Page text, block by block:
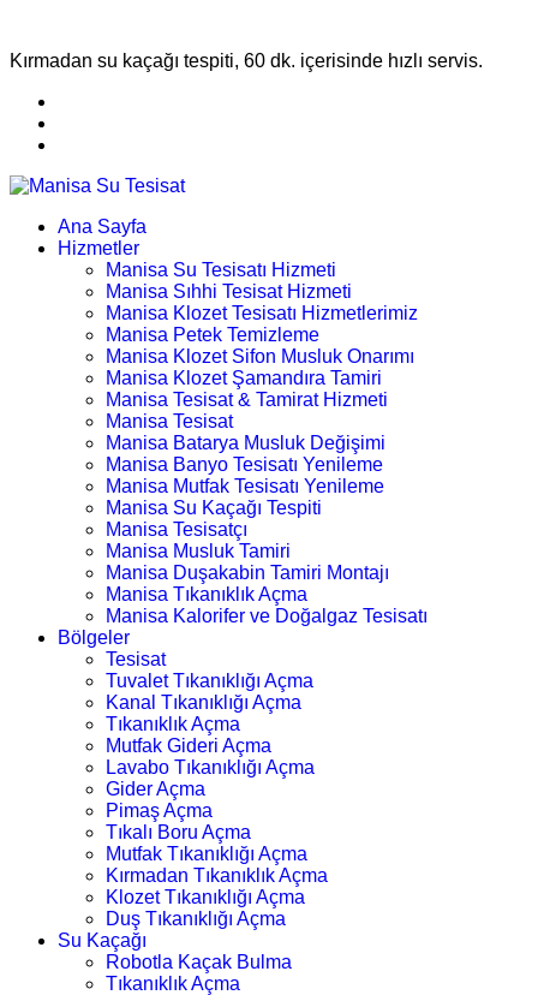
Kırmadan su kaçağı tespiti, 60 dk. içerisinde hızlı servis.
Ana Sayfa
Hizmetler
Manisa Su Tesisatı Hizmeti
Manisa Sıhhi Tesisat Hizmeti
Manisa Klozet Tesisatı Hizmetlerimiz
Manisa Petek Temizleme
Manisa Klozet Sifon Musluk Onarımı
Manisa Klozet Şamandıra Tamiri
Manisa Tesisat & Tamirat Hizmeti
Manisa Tesisat
Manisa Batarya Musluk Değişimi
Manisa Banyo Tesisatı Yenileme
Manisa Mutfak Tesisatı Yenileme
Manisa Su Kaçağı Tespiti
Manisa Tesisatçı
Manisa Musluk Tamiri
Manisa Duşakabin Tamiri Montajı
Manisa Tıkanıklık Açma
Manisa Kalorifer ve Doğalgaz Tesisatı
Bölgeler
Tesisat
Tuvalet Tıkanıklığı Açma
Kanal Tıkanıklığı Açma
Tıkanıklık Açma
Mutfak Gideri Açma
Lavabo Tıkanıklığı Açma
Gider Açma
Pimaş Açma
Tıkalı Boru Açma
Mutfak Tıkanıklığı Açma
Kırmadan Tıkanıklık Açma
Klozet Tıkanıklığı Açma
Duş Tıkanıklığı Açma
Su Kaçağı
Robotla Kaçak Bulma
Tıkanıklık Açma